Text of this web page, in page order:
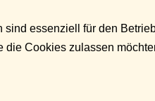
essenziell für den
Cookies zulassen